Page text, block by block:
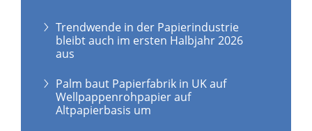
Trendwende in der Papierindustrie
bleibt auch im ersten Halbjahr 2026
aus
Palm baut Papierfabrik in UK auf
Wellpappenrohpapier auf
Altpapierbasis um